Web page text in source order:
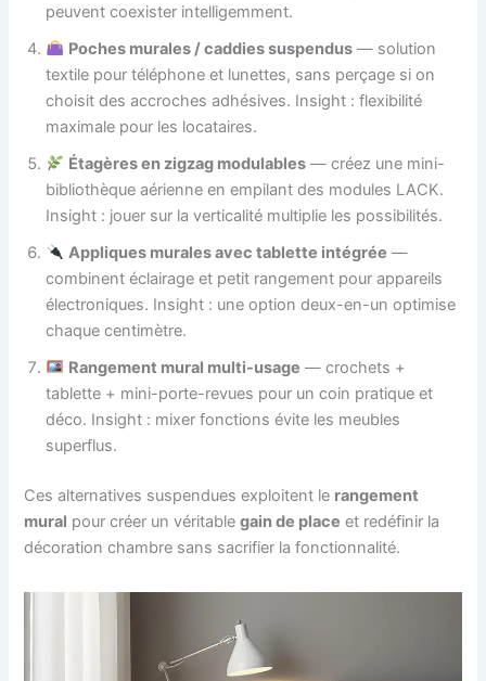
peuvent coexister intelligemment.
Poches murales / caddies suspendus — solution
textile pour téléphone et lunettes, sans perçage si on
choisit des accroches adhésives. Insight : flexibilité
maximale pour les locataires.
Étagères en zigzag modulables — créez une mini-
bibliothèque aérienne en empilant des modules LACK.
Insight : jouer sur la verticalité multiplie les possibilités.
Appliques murales avec tablette intégrée —
combinent éclairage et petit rangement pour appareils
électroniques. Insight : une option deux-en-un optimise
chaque centimètre.
Rangement mural multi-usage — crochets +
tablette + mini-porte-revues pour un coin pratique et
déco. Insight : mixer fonctions évite les meubles
superflus.
Ces alternatives suspendues exploitent le rangement
mural pour créer un véritablegain de place et redéfinir la
décoration chambre sans sacrifier la fonctionnalité.